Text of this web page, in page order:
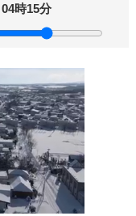
時15分